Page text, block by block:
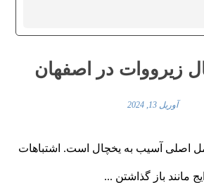
زیرووات در اصفهان
آوریل 13, 2024
اصلی آسیب به یخچال است. اشتباهات
مانند باز گذاشتن ...